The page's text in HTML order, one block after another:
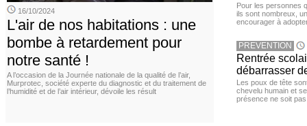
16/10/2024
L'air de nos habitations : une
bombe à retardement pour
notre santé !
A l’occasion de la Journée nationale de la qualité de l’air,
Murprotec, société experte du diagnostic et du traitement de
l’humidité et de l’air intérieur, dévoile les résult
Pour les personnes
ils sont nombreux,
encourager à
PREVENTION
Rentrée
débarrasser
Les poux de tête
chevelu humain et
présence ne soit